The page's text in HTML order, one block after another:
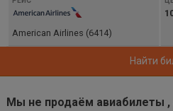
American Airlines (6414)
Найти
Мы не продаём авиабилеты ,